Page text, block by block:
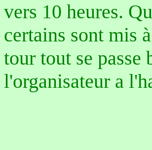
vers 10 heures.
certains sont mis
tour tout se
l'organisateur a